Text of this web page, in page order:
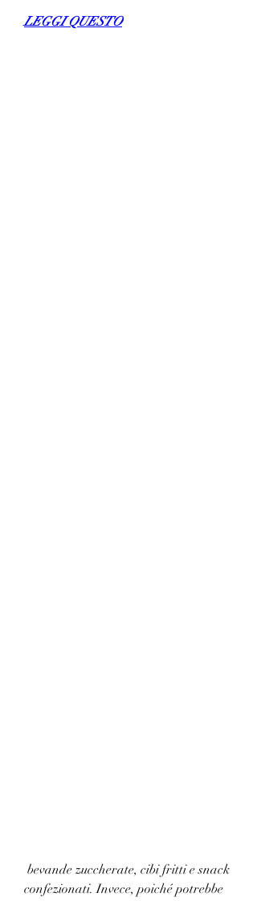
LEGGI QUESTO
confezionati. Invece, poiché potrebbe